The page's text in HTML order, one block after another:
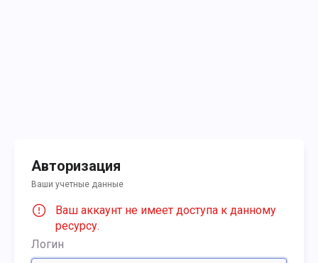
Авторизация
Ваши учетные данные
Ваш аккаунт не имеет доступа к данному
ресурсу.
Логин